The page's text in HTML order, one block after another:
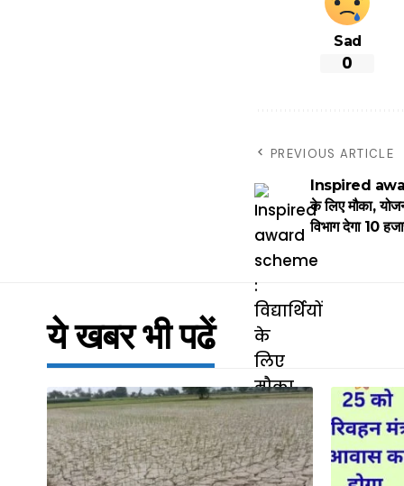
Sad
0
PREVIOUS ARTICLE
Inspired
के लिए मौका,
विभाग देगा 10
ये खबर भी पढें